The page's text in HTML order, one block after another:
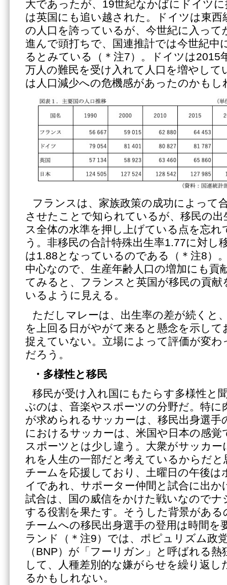
大であったが、19世紀なかばにドイツ
は英国にも追い越された。ドイツは東西
の人口を誇っているが、今世紀に入って
進んで頭打ちで、国連推計では今世紀中
るとみている（＊注7）。ドイツは2015
万人の難民を受け入れて人口を増やして
は人口減少への危機感があったのかもし
フランスは、家族政策の成功によって
させたことで知られているが、移民の
ス全体の水準を押し上げている点を忘
う。非移民の合計特殊出生率1.77に対し
は1.88となっているのである（＊注8）
中心なので、生産年齢人口の増加にも貢
てみると、フランスと英国が移民の貢
いるように見える。
ただしマレーは、出生率の差が続くと
を上回る日がやがて来ると懸念を示して
捉えていない。立場によって評価が変
だろう。
・多様性と移民
移民が受け入れ国にもたらす多様性と
ぶのは、音楽やスポーツの分野だ。特に
が求められるサッカーは、移民出身選手
におけるサッカーは、米国や日本の感
スポーツとは少し違う。大衆がサッカ
れを人生の一部だと考えているからだと
チームを応援しており、土曜日の午後
イであれ、サポーター仲間と試合に出か
試合は、国の威信をかけた戦いなので
する役割を果たす。そうした背景がある
チームへの移民出身選手の登用は時間を
ランド（＊注9）では、ポピュリズム政
（BNP）が「フーリガン」と呼ばれる
して、人種差別的な嫌がらせを繰り返
るかもしれない。